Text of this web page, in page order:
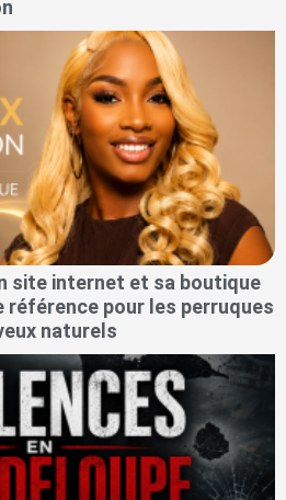
site internet et sa boutique
référence pour les perruques
naturels